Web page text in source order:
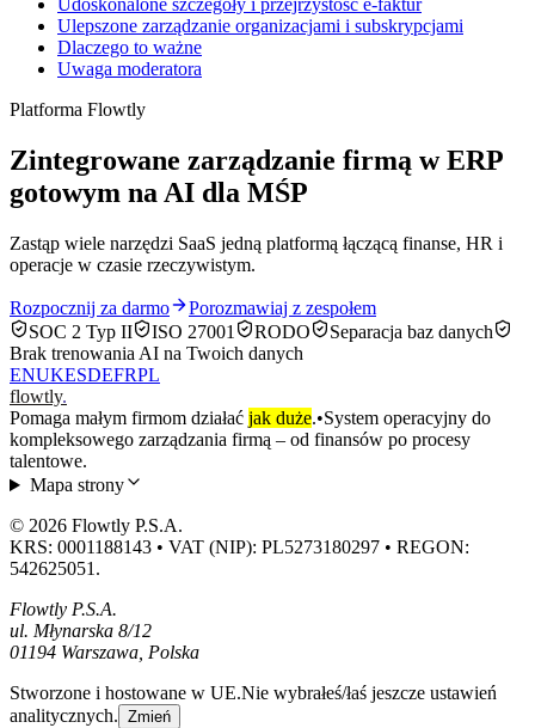
Udoskonalone szczegóły i przejrzystość e-faktur
Ulepszone zarządzanie organizacjami i subskrypcjami
Dlaczego to ważne
Uwaga moderatora
Platforma Flowtly
Zintegrowane zarządzanie firmą w ERP
gotowym na AI dla MŚP
Zastąp wiele narzędzi SaaS jedną platformą łączącą finanse, HR i
operacje w czasie rzeczywistym.
Rozpocznij za darmo
Porozmawiaj z zespołem
SOC 2 Typ II
ISO 27001 RODO
Separacja baz danych
Brak trenowania AI na Twoich danych
ENUKESDEFRPL
flowtly.
Pomaga małym firmom działać jak duże.•System operacyjny do
kompleksowego zarządzania firmą – od finansów po procesy
talentowe.
Mapa strony
© 2026 Flowtly P.S.A.
KRS: 0001188143 • VAT (NIP): PL5273180297 • REGON:
542625051.
Flowtly P.S.A.
ul. Młynarska 8/12
01194 Warszawa, Polska
Stworzone i hostowane w UE.Nie wybrałeś/łaś jeszcze ustawień
analitycznych. Zmień